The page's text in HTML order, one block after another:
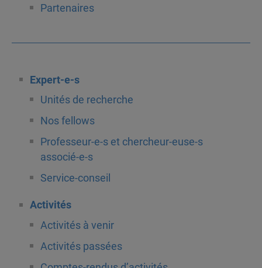
Partenaires
Expert-e-s
Unités de recherche
Nos fellows
Professeur-e-s et chercheur-euse-s
associé-e-s
Service-conseil
Activités
Activités à venir
Activités passées